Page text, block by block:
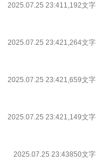
2025.07.25 23:411,192文字
2025.07.25 23:421,264文字
2025.07.25 23:421,659文字
2025.07.25 23:421,149文字
2025.07.25 23:43850文字